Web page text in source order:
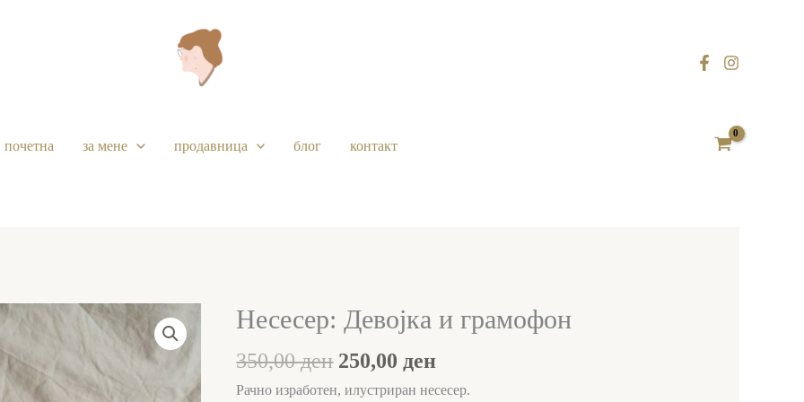
почетна за мене продавница блог контакт
Несесер: Девојка и грамофон
350,00ден
Original
price
was:
350,00 ден.
250,00ден
Current
price
is:
250,00 ден.
Рачно изработен, илустриран несесер.
Несесер:
и
грамофон